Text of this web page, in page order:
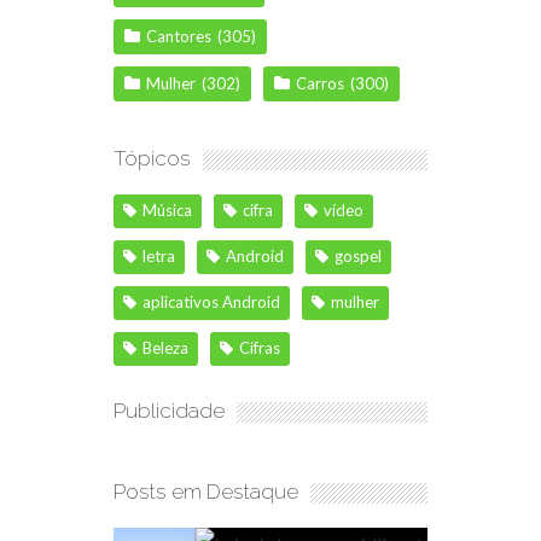
Cantores (305)
Mulher (302) Carros (300)
Tópicos
Música cifra vídeo
letra Android gospel
aplicativos Android mulher
Beleza Cifras
Publicidade
Posts em Destaque